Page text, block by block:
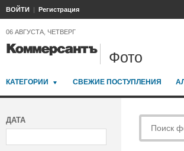
ВОЙТИ Регистрация
06 АВГУСТА, ЧЕТВЕРГ
Фото
КАТЕГОРИИ СВЕЖИЕ ПОСТУПЛЕНИЯ
ДАТА